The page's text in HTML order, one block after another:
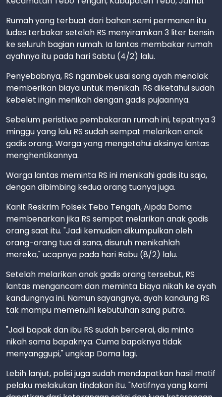
Rumah yang terbuat dari bahan semi permanen itu
ludes terbakar setelah RS menyiramkan 3 liter bensin
ke seluruh bagian rumah. Ia lantas membakar rumah
ayahnya itu pada hari Sabtu (4/2) lalu.
Penyebabnya, RS ngambek usai sang ayah menolak
memberikan biaya untuk menikah. RS diketahui sudah
kebelet ingin menikah dengan gadis pujaannya.
Sebelum peristiwa pembakaran rumah ini, tepatnya 3
minggu yang lalu RS sudah sempat melarikan anak
gadis orang. Warga yang mengetahui aksinya lantas
menghentikannya.
Warga lantas meminta RS ini menikahi gadis itu saja,
dengan dibimbing kedua orang tuanya juga.
Kanit Reskrim Polsek Tebo Tengah, Aipda Doma
membenarkan jika RS sempat melarikan anak gadis
orang saat itu. "Jadi kemudian dikumpulkan oleh
orang-orang tua di sana, disuruh menikahlah
mereka," ucapnya pada hari Rabu (8/2) lalu.
Setelah melarikan anak gadis orang tersebut, RS
lantas mengancam dan meminta biaya nikah ke ayah
kandungnya ini. Namun sayangnya, ayah kandung RS
tak mampu memenuhi kebutuhan sang putra.
"Jadi bapak dan ibu RS sudah bercerai, dia minta
nikah sama bapaknya. Cuma bapaknya tidak
menyanggupi," ungkap Doma lagi.
Lebih lanjut, polisi juga sudah mendapatkan hasil motif
pelaku melakukan tindakan itu. "Motifnya yang kami